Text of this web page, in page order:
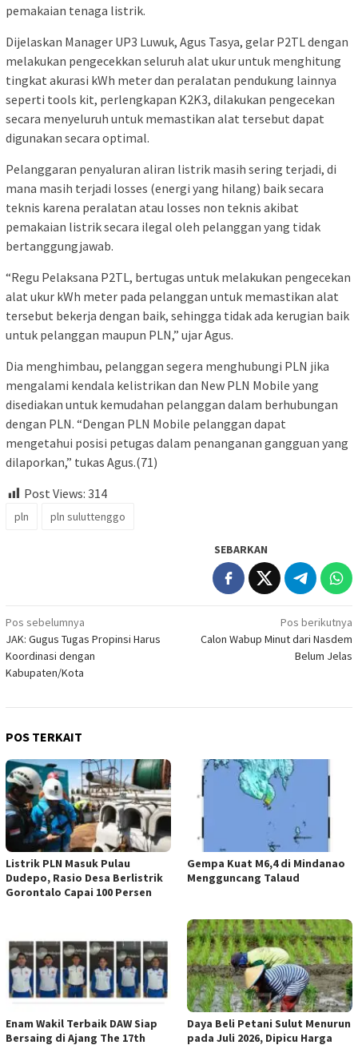
pemakaian tenaga listrik.
Dijelaskan Manager UP3 Luwuk, Agus Tasya, gelar P2TL dengan
melakukan pengecekkan seluruh alat ukur untuk menghitung
tingkat akurasi kWh meter dan peralatan pendukung lainnya
seperti tools kit, perlengkapan K2K3, dilakukan pengecekan
secara menyeluruh untuk memastikan alat tersebut dapat
digunakan secara optimal.
Pelanggaran penyaluran aliran listrik masih sering terjadi, di
mana masih terjadi losses (energi yang hilang) baik secara
teknis karena peralatan atau losses non teknis akibat
pemakaian listrik secara ilegal oleh pelanggan yang tidak
bertanggungjawab.
“Regu Pelaksana P2TL, bertugas untuk melakukan pengecekan
alat ukur kWh meter pada pelanggan untuk memastikan alat
tersebut bekerja dengan baik, sehingga tidak ada kerugian baik
untuk pelanggan maupun PLN,” ujar Agus.
Dia menghimbau, pelanggan segera menghubungi PLN jika
mengalami kendala kelistrikan dan New PLN Mobile yang
disediakan untuk kemudahan pelanggan dalam berhubungan
dengan PLN. “Dengan PLN Mobile pelanggan dapat
mengetahui posisi petugas dalam penanganan gangguan yang
dilaporkan,” tukas Agus.(71)
Post Views: 314
pln pln suluttenggo
SEBARKAN
Navigasi
pos
Pos sebelumnya
JAK: Gugus Tugas Propinsi Harus
Koordinasi dengan
Kabupaten/Kota
Pos berikutnya
Calon Wabup Minut dari Nasdem
Belum Jelas
POS TERKAIT
Listrik PLN Masuk Pulau
Dudepo, Rasio Desa Berlistrik
Gorontalo Capai 100 Persen
Gempa Kuat M6,4 di Mindanao
Mengguncang Talaud
Enam Wakil Terbaik DAW Siap
Bersaing di Ajang The 17th
Daya Beli Petani Sulut Menurun
pada Juli 2026, Dipicu Harga